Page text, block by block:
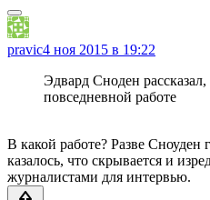
pravic4 ноя 2015 в 19:22
Эдвард Сноден рассказал,
повседневной работе
В какой работе? Разве Сноуден
казалось, что скрывается и
журналистами для интервью.